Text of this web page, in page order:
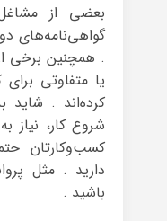
بعضی از مشاغل
گواهی‌نامه‌های
. همچنین برخی
یا متفاوتی
کرده‌اند . شاید
شروع کار، نیاز
کسب‌وکارتان
دارید . مثل
باشید .